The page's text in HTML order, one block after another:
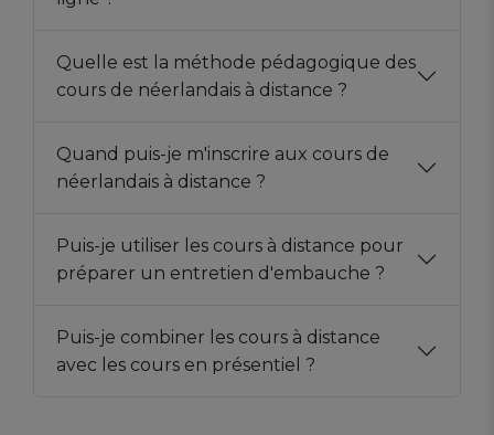
Quelle est la méthode pédagogique des
cours de néerlandais à distance ?
Quand puis-je m'inscrire aux cours de
néerlandais à distance ?
Puis-je utiliser les cours à distance pour
préparer un entretien d'embauche ?
Puis-je combiner les cours à distance
avec les cours en présentiel ?